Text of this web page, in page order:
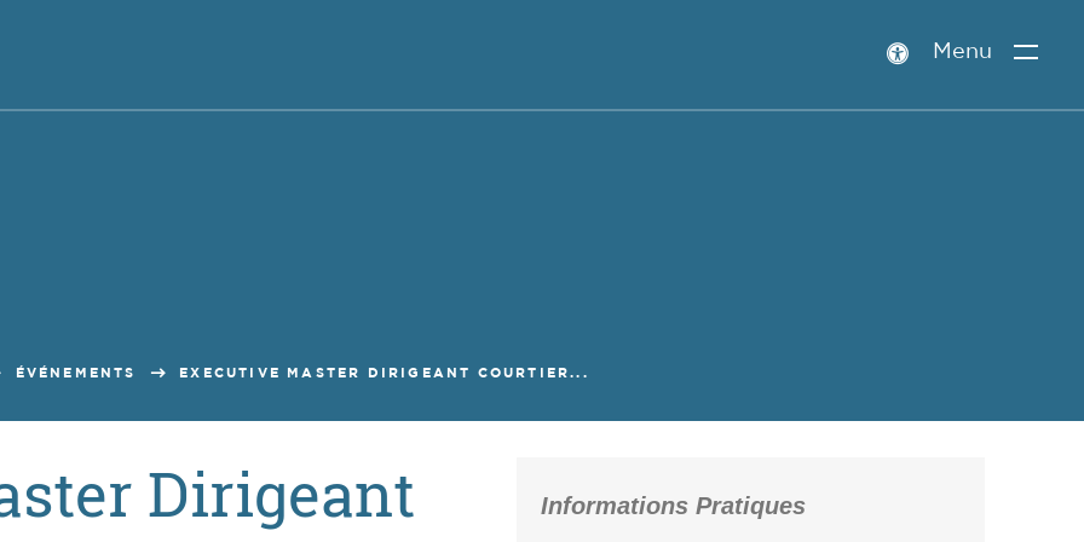
Paramètres
Menu
ÉVÉNEMENTS EXECUTIVE MASTER DIRIGEANT COURTIER...
Dirigeant
Informations Pratiques